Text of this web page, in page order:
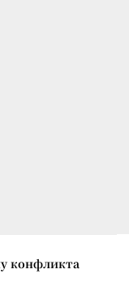
конфликта